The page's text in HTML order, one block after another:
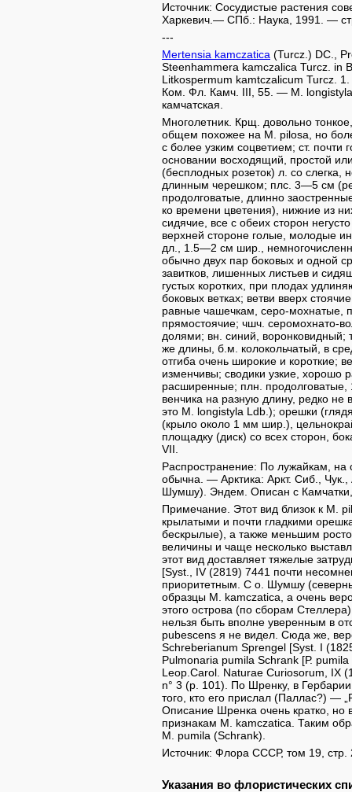
Источник: Сосудистые растения
Харкевич.— СПб.: Наука, 1991. —
---
Mertensia kamczatica (Turcz.) DC.,
Steenhammera kamczalica Turcz. in
Litkospermum kamtczalicum Turcz.
Ком. Фл. Камч. III, 55. — M.
камчатская.
Многолетник. Крщ. довольно
общем похожее на М. pilosa, но
с более узким соцветием; ст.
основании восходящий, простой
(бесплодных розеток) л. со слегка,
длинным черешком; плс. 3—5 см
продолговатые, длинно
ко времени цветения), нижние из
сидячие, все с обеих сторон
верхней стороне голые, молодые
дл., 1.5—2 см шир.,
обычно двух пар боковых и одной
завитков, лишенных листьев и
густых коротких, при плодах
боковых ветках; ветви вверх
равные чашечкам, серо-мохнатые,
прямостоячие; чшч. серомохнато-
долями; вн. синий, воронковидный;
же длины, б.м. колокольчатый, в
отгиба очень широкие и короткие;
изменчивы; сводики узкие, хорошо
расширенные; плн. продолговатые,
венчика на разную длину, редко
это М. longistyla Ldb.); орешки
(крыло около 1 мм шир.),
площадку (диск) со всех сторон,
VII.
Распространение: По лужайкам, на
обычна. — Арктика: Аркт. Сиб.,
Шумшу). Эндем. Описан с Камчатки,
Примечание. Этот вид близок к М.
крылатыми и почти гладкими
бескрылые), а также меньшим
величины и чаще несколько
этот вид доставляет тяжелые
[Syst., IV (2819) 7441 почти
приоритетным. С о. Шумшу
образцы М. kamczatica, а очень
этого острова (по сборам
нельзя быть вполне уверенным в
pubescens я не видел. Сюда же,
Schreberianum Sprengel [Syst. I
Pulmonaria pumila Schrank [Р.
Leop.Carol. Naturae Curiosorum, IX
n° 3 (p. 101). По Шренку, в
того, кто его прислал (Паллас?) —
Описание Шренка очень кратко, но
признакам М. kamczatica. Таким
М. pumila (Schrank).
Источник: Флора СССР, том 19,
Указания во флористических